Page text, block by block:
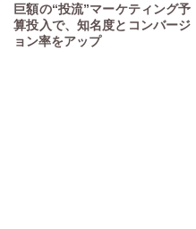
巨額の“投流”マーケティング予
算投入で、知名度とコンバージ
ョン率をアップ